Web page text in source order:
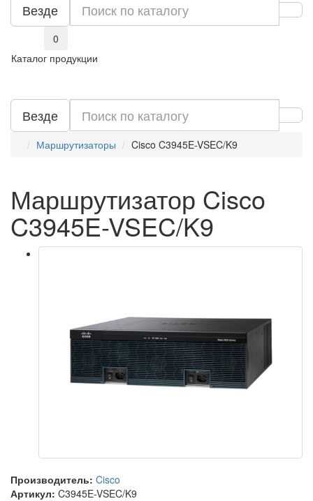
Везде
0
Каталог продукции
Везде
Маршрутизаторы Cisco C3945E-VSEC/K9
Маршрутизатор Cisco
C3945E-VSEC/K9
Производитель: Cisco
Артикул: C3945E-VSEC/K9